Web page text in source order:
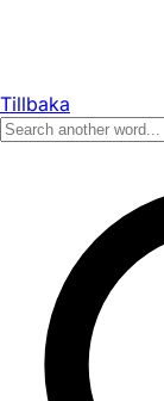
Tillbaka